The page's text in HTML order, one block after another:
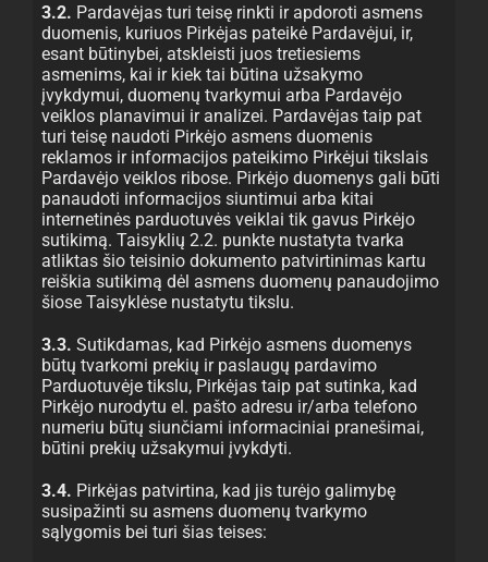
3.2. Pardavėjas turi teisę rinkti ir apdoroti asmens
duomenis, kuriuos Pirkėjas pateikė Pardavėjui, ir,
esant būtinybei, atskleisti juos tretiesiems
asmenims, kai ir kiek tai būtina užsakymo
įvykdymui, duomenų tvarkymui arba Pardavėjo
veiklos planavimui ir analizei. Pardavėjas taip pat
turi teisę naudoti Pirkėjo asmens duomenis
reklamos ir informacijos pateikimo Pirkėjui tikslais
Pardavėjo veiklos ribose. Pirkėjo duomenys gali būti
panaudoti informacijos siuntimui arba kitai
internetinės parduotuvės veiklai tik gavus Pirkėjo
sutikimą. Taisyklių 2.2. punkte nustatyta tvarka
atliktas šio teisinio dokumento patvirtinimas kartu
reiškia sutikimą dėl asmens duomenų panaudojimo
šiose Taisyklėse nustatytu tikslu.
3.3. Sutikdamas, kad Pirkėjo asmens duomenys
būtų tvarkomi prekių ir paslaugų pardavimo
Parduotuvėje tikslu, Pirkėjas taip pat sutinka, kad
Pirkėjo nurodytu el. pašto adresu ir/arba telefono
numeriu būtų siunčiami informaciniai pranešimai,
būtini prekių užsakymui įvykdyti.
3.4. Pirkėjas patvirtina, kad jis turėjo galimybę
susipažinti su asmens duomenų tvarkymo
sąlygomis bei turi šias teises: